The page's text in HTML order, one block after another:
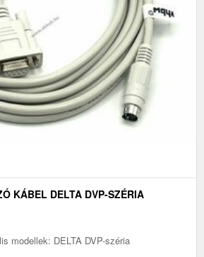
KÁBEL DELTA DVP-SZÉRIA
modellek: DELTA DVP-széria